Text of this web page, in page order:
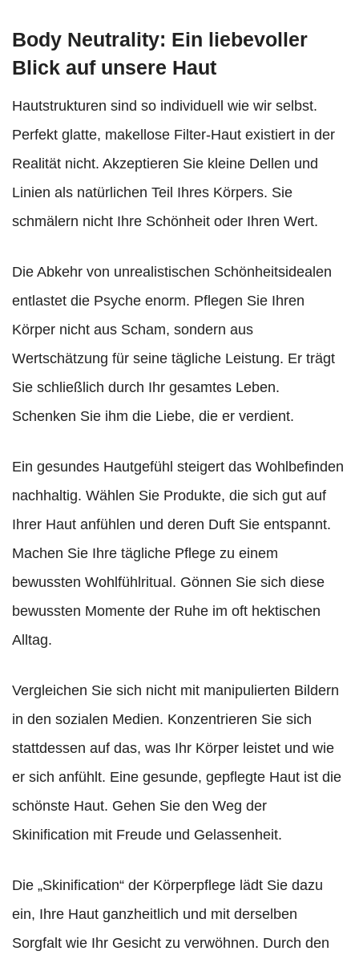
Body Neutrality: Ein liebevoller
Blick auf unsere Haut
Hautstrukturen sind so individuell wie wir selbst.
Perfekt glatte, makellose Filter-Haut existiert in der
Realität nicht. Akzeptieren Sie kleine Dellen und
Linien als natürlichen Teil Ihres Körpers. Sie
schmälern nicht Ihre Schönheit oder Ihren Wert.
Die Abkehr von unrealistischen Schönheitsidealen
entlastet die Psyche enorm. Pflegen Sie Ihren
Körper nicht aus Scham, sondern aus
Wertschätzung für seine tägliche Leistung. Er trägt
Sie schließlich durch Ihr gesamtes Leben.
Schenken Sie ihm die Liebe, die er verdient.
Ein gesundes Hautgefühl steigert das Wohlbefinden
nachhaltig. Wählen Sie Produkte, die sich gut auf
Ihrer Haut anfühlen und deren Duft Sie entspannt.
Machen Sie Ihre tägliche Pflege zu einem
bewussten Wohlfühlritual. Gönnen Sie sich diese
bewussten Momente der Ruhe im oft hektischen
Alltag.
Vergleichen Sie sich nicht mit manipulierten Bildern
in den sozialen Medien. Konzentrieren Sie sich
stattdessen auf das, was Ihr Körper leistet und wie
er sich anfühlt. Eine gesunde, gepflegte Haut ist die
schönste Haut. Gehen Sie den Weg der
Skinification mit Freude und Gelassenheit.
Die „Skinification“ der Körperpflege lädt Sie dazu
ein, Ihre Haut ganzheitlich und mit derselben
Sorgfalt wie Ihr Gesicht zu verwöhnen. Durch den